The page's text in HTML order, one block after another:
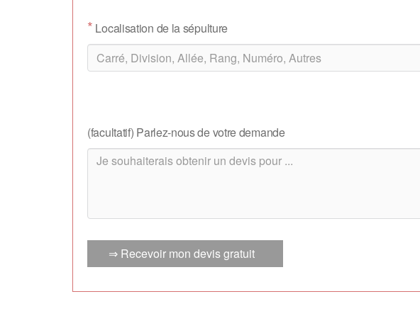
* Localisation de la sépulture
(facultatif) Parlez-nous de votre demande
⇒ Recevoir mon devis gratuit